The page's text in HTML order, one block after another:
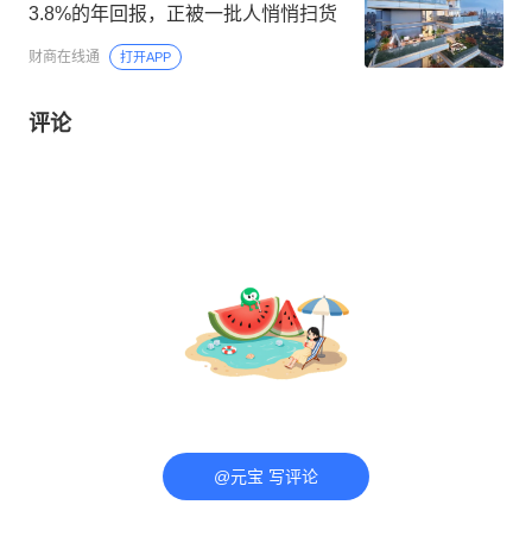
3.8%的年回报，正被一批人悄悄扫货
财商在线通 打开APP
评论
@元宝 写评论